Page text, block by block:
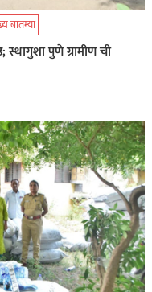
बातम्या
पुणे ग्रामीण ची